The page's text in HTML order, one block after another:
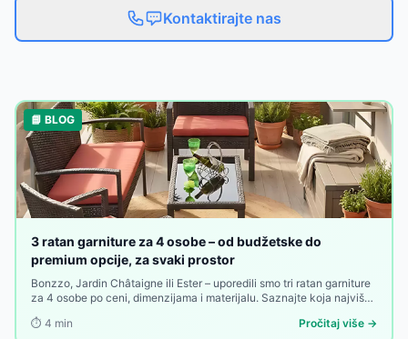
Kontaktirajte nas
📘 BLOG
3 ratan garniture za 4 osobe – od budžetske do
premium opcije, za svaki prostor
Bonzzo, Jardin Châtaigne ili Ester – uporedili smo tri ratan garniture
za 4 osobe po ceni, dimenzijama i materijalu. Saznajte koja najviše
opcije.
⏱️ 4 min Pročitaj više →